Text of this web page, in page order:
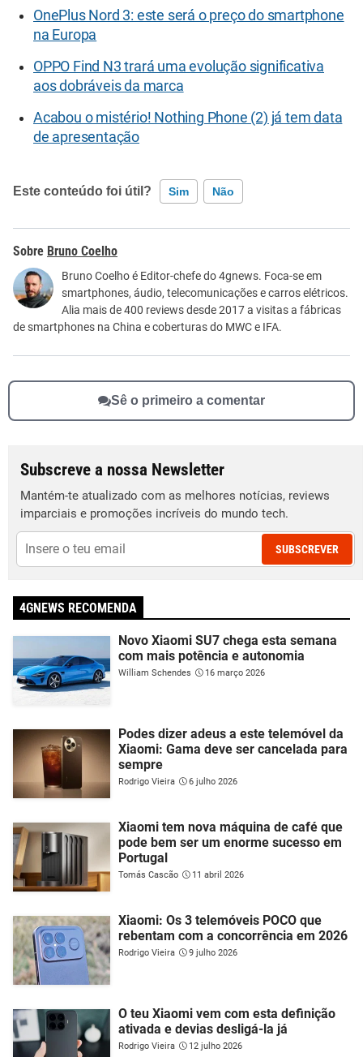
OnePlus Nord 3: este será o preço do smartphone
na Europa
OPPO Find N3 trará uma evolução significativa
aos dobráveis da marca
Acabou o mistério! Nothing Phone (2) já tem data
de apresentação
Este conteúdo foi útil? Sim Não
Este conteúdo não tem a informação que procuro
Outro
Bruno Coelho
Bruno Coelho é Editor-chefe do 4gnews. Foca-se em
smartphones, áudio, telecomunicações e carros elétricos.
Alia mais de 400 reviews desde 2017 a visitas a fábricas
de smartphones na China e coberturas do MWC e IFA.
Sê o primeiro a comentar
Subscreve a nossa Newsletter
Mantém-te atualizado com as melhores notícias, reviews
imparciais e promoções incríveis do mundo tech.
SUBSCREVER
4GNEWS RECOMENDA
Novo Xiaomi SU7 chega esta semana
com mais potência e autonomia
William Schendes 16 março 2026
Podes dizer adeus a este telemóvel da
Xiaomi: Gama deve ser cancelada para
sempre
Rodrigo Vieira 6 julho 2026
Xiaomi tem nova máquina de café que
pode bem ser um enorme sucesso em
Portugal
Tomás Cascão 11 abril 2026
Xiaomi: Os 3 telemóveis POCO que
rebentam com a concorrência em 2026
Rodrigo Vieira 9 julho 2026
O teu Xiaomi vem com esta definição
ativada e devias desligá-la já
Rodrigo Vieira 12 julho 2026